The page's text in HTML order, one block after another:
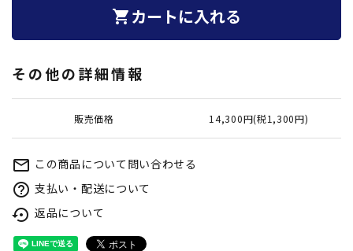
shopping_cart カートに入れる
その他の詳細情報
販売価格 14,300円(税1,300円)
mail_outline この商品について問い合わせる
help_outline 支払い・配送について
settings_backup_restore 返品について